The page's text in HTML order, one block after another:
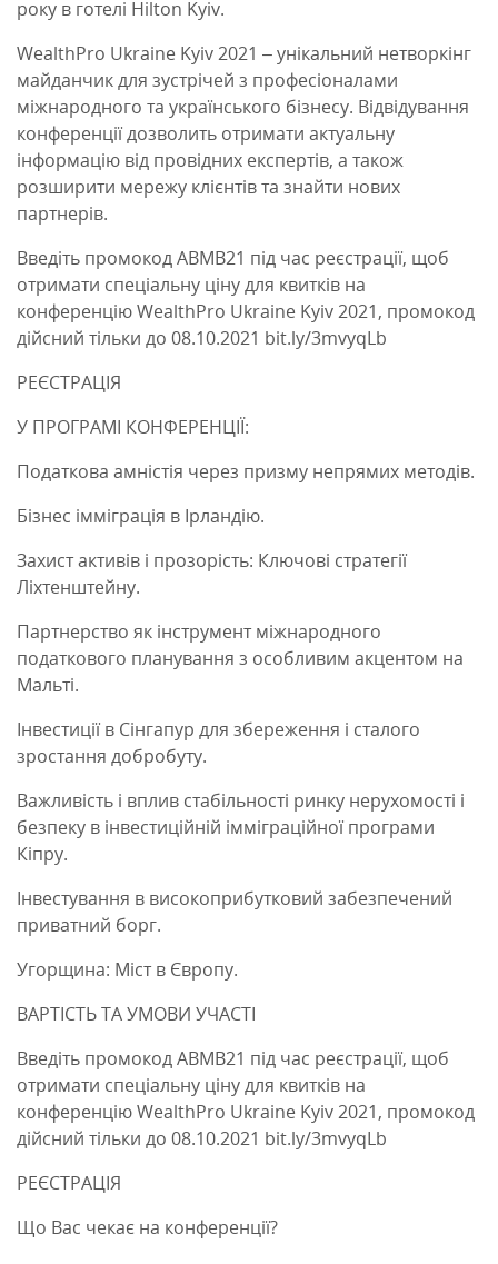
року в готелі Hilton Kyiv.
WealthPro Ukraine Kyiv 2021 – унікальний нетворкінг
майданчик для зустрічей з професіоналами
міжнародного та українського бізнесу. Відвідування
конференції дозволить отримати актуальну
інформацію від провідних експертів, а також
розширити мережу клієнтів та знайти нових
партнерів.
Введіть промокод ABMB21 під час реєстрації, щоб
отримати спеціальну ціну для квитків на
конференцію WealthPro Ukraine Kyiv 2021, промокод
дійсний тільки до 08.10.2021 bit.ly/3mvyqLb
РЕЄСТРАЦІЯ
У ПРОГРАМІ КОНФЕРЕНЦІЇ:
Податкова амністія через призму непрямих методів.
Бізнес імміграція в Ірландію.
Захист активів і прозорість: Ключові стратегії
Ліхтенштейну.
Партнерство як інструмент міжнародного
податкового планування з особливим акцентом на
Мальті.
Інвестиції в Сінгапур для збереження і сталого
зростання добробуту.
Важливість і вплив стабільності ринку нерухомості і
безпеку в інвестиційній імміграційної програми
Кіпру.
Інвестування в високоприбутковий забезпечений
приватний борг.
Угорщина: Міст в Європу.
ВАРТІСТЬ ТА УМОВИ УЧАСТІ
Введіть промокод ABMB21 під час реєстрації, щоб
отримати спеціальну ціну для квитків на
конференцію WealthPro Ukraine Kyiv 2021, промокод
дійсний тільки до 08.10.2021 bit.ly/3mvyqLb
РЕЄСТРАЦІЯ
Що Вас чекає на конференції?